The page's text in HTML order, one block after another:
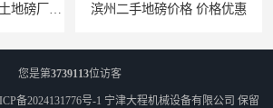
滨州二手地磅价格 价格优惠
您是第3739113位访客
备2024131776号-1 宁津大程机械设备有限公司 保留